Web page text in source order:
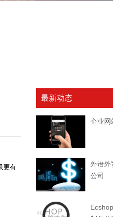
更有
最新动态
企业网
外语外
公司